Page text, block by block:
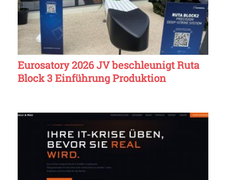
Eurosatory 2026 JV beschleunigt Ruta
Block 3 Einführung Produktion